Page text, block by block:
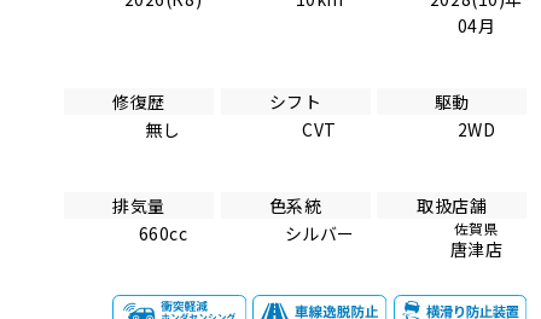
04月
修復歴
無し
シフト
CVT
駆動
2WD
排気量
660cc
色系統
シルバー
取扱店舗
佐賀県
唐津店